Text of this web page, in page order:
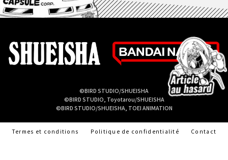
©BIRD STUDIO/SHUEISHA
©BIRD STUDIO, Toyotarou/SHUEISHA
©BIRD STUDIO/SHUEISHA, TOEI ANIMATION
Termes et conditions Politique de confidentialité Contact